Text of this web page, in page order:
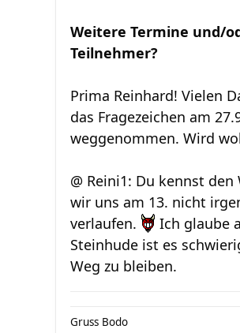
Weitere Termine und/
Teilnehmer?
Prima Reinhard! Vielen
das Fragezeichen am
weggenommen. Wird
@ Reini1: Du kennst den
wir uns am 13. nicht
verlaufen.
Ich glaube
Steinhude ist es
Weg zu bleiben.
Gruss Bodo